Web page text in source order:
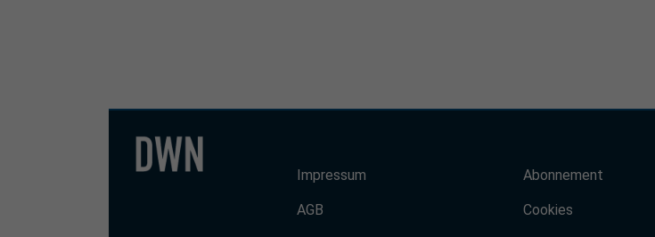
Impressum
AGB
Abonnement
Cookies